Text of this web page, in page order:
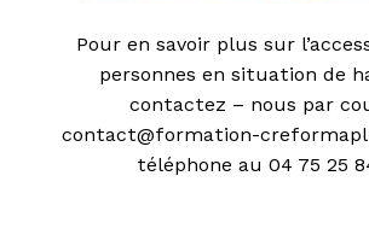
Pour en savoir plus sur
personnes en situation de
contactez – nous par
contact@formation-
téléphone au 04 75 25